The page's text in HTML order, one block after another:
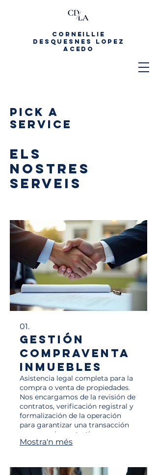
CORNEILLIE
DESquesnes LOPEZ
ACEDO
Pick a
Service
Els
nostres
serveis
01.
Gestión
Compraventa
Inmuebles
Asistencia legal completa para la
compra o venta de propiedades.
Nos encargamos de la revisión de
contratos, verificación registral y
formalización de la operación
para garantizar una transacción
segura y sin contratiempos.
Mostra'n més